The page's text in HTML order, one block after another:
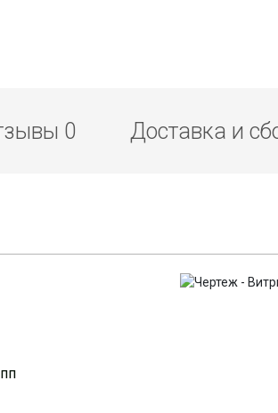
0 Доставка и